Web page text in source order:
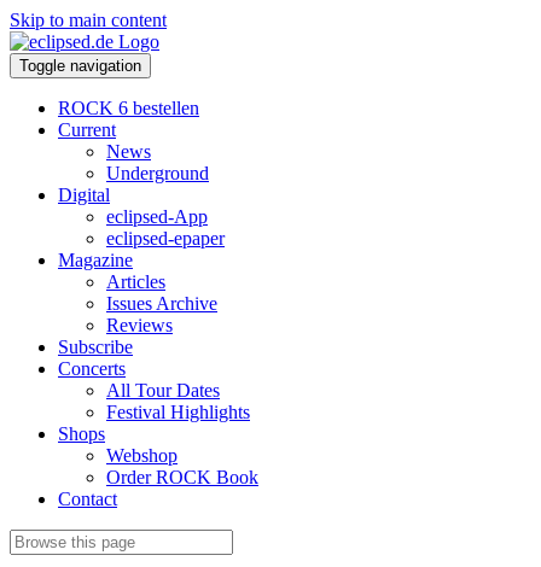
Skip to main content
Toggle navigation
ROCK 6 bestellen
Current
News
Underground
Digital
eclipsed-App
eclipsed-epaper
Magazine
Articles
Issues Archive
Reviews
Subscribe
Concerts
All Tour Dates
Festival Highlights
Shops
Webshop
Order ROCK Book
Contact